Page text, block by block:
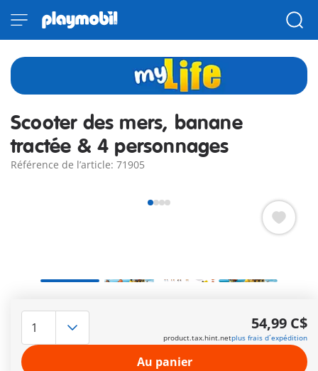
Scooter des mers, banane
tractée & 4 personnages
Référence de l’article: 71905
pour la bouée banane tractée par un scooter des mers !
Comprend un scooter des mers, une bouée banane, quatre
personnages, un dauphin et de nombreux accesoires.
Autres informations
54,99 C$
product.tax.hint.netplus frais d´expédition
Au panier